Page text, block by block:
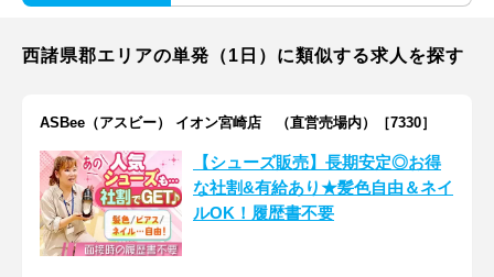
西諸県郡エリアの単発（1日）に類似する求人を探す
ASBee（アスビー） イオン宮崎店 （直営売場内）［7330］
【シューズ販売】長期安定◎お得
な社割&有給あり★髪色自由＆ネイ
ルOK！履歴書不要